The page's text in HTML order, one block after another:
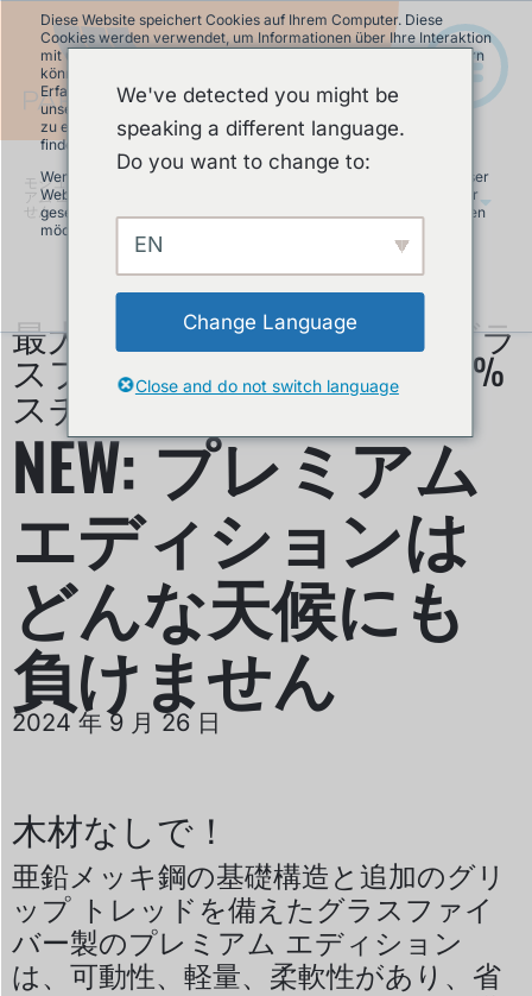
Diese Website speichert Cookies auf Ihrem Computer. Diese
Cookies werden verwendet, um Informationen über Ihre Interaktion
mit unserer Website zu erfassen und damit wir uns an Sie erinnern
können. Wir nutzen diese Informationen, um Ihre Website-
Erfahrung zu optimieren und um Analysen und Kennzahlen über
unsere Besucher auf dieser Website und anderen Medien-Seiten
zu erstellen. Mehr Infos über die von uns eingesetzten Cookies
finden Sie in unserer Datenschutzrichtlinie.
Wenn Sie ablehnen, werden Ihre Informationen beim Besuch dieser
Website nicht erfasst. Ein einzelnes Cookie wird in Ihrem Browser
gesetzt, um daran zu erinnern, dass Sie nicht nachverfolgt werden
möchten.
モジュラーパンプトラック
アム エディションはどんな天候にも負けま
せん
最大限の耐久性を実現するグラ
スファイバーを使用した 100%
スチール構造
NEW: プレミアム
エディションは
どんな天候にも
負けません
2024 年 9 月 26 日
木材なしで！
亜鉛メッキ鋼の基礎構造と追加のグリ
ップ トレッドを備えたグラスファイ
バー製のプレミアム エディション
は、可動性、軽量、柔軟性があり、省
We've detected you might be
speaking a different language.
Do you want to change to:
EN
Change Language
Close and do not switch language